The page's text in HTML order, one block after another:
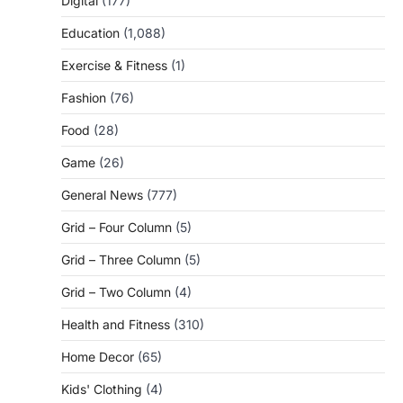
Education (1,088)
Exercise & Fitness (1)
Fashion (76)
Food (28)
Game (26)
General News (777)
Grid – Four Column (5)
Grid – Three Column (5)
Grid – Two Column (4)
Health and Fitness (310)
Home Decor (65)
Kids' Clothing (4)